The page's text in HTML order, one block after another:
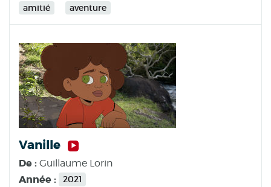
amitié aventure
Vanille
De : Guillaume Lorin
Année : 2021